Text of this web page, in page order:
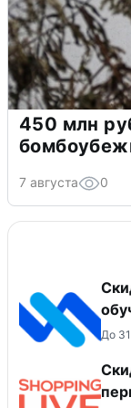
450 млн
7 августа 0
До